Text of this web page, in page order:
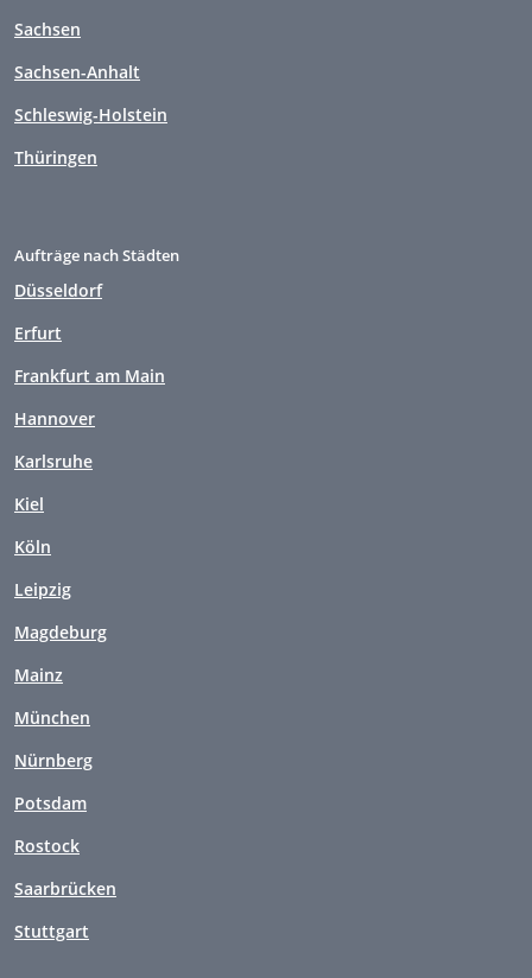
Sachsen
Sachsen-Anhalt
Schleswig-Holstein
Thüringen
Aufträge nach Städten
Düsseldorf
Erfurt
Frankfurt am Main
Hannover
Karlsruhe
Kiel
Köln
Leipzig
Magdeburg
Mainz
München
Nürnberg
Potsdam
Rostock
Saarbrücken
Stuttgart